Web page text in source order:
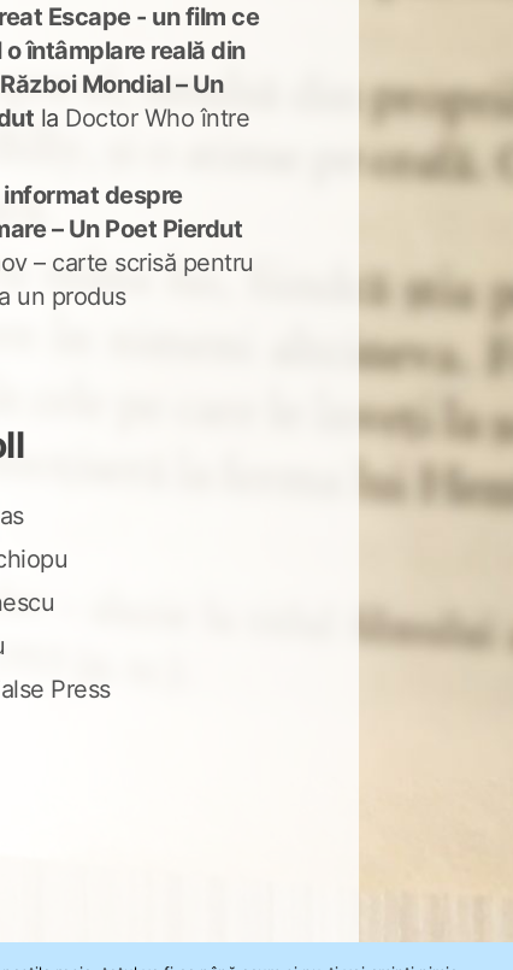
Escape - un film ce
întâmplare reală din
Mondial – Un
la Doctor Who între
despre
– Un Poet Pierdut
– carte scrisă pentru
un produs
Press